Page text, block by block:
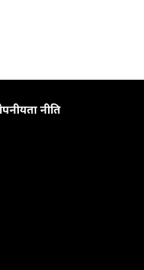
नीति